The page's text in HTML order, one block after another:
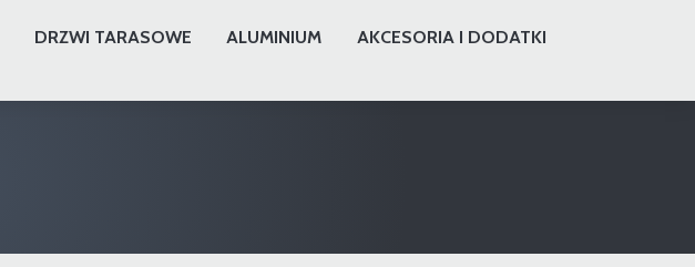
DRZWI TARASOWE ALUMINIUM AKCESORIA I DODATKI